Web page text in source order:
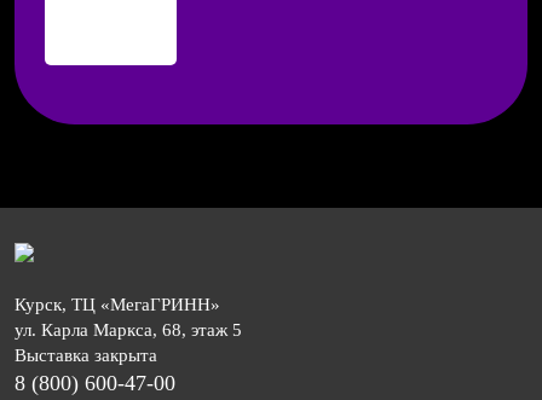
Курск, ТЦ «МегаГРИНН»
ул. Карла Маркса, 68, этаж 5
Выставка закрыта
8 (800) 600-47-00